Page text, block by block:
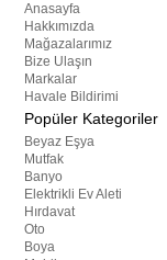
Anasayfa
Hakkımızda
Mağazalarımız
Bize Ulaşın
Markalar
Havale Bildirimi
Popüler Kategoriler
Beyaz Eşya
Mutfak
Banyo
Elektrikli Ev Aleti
Hırdavat
Oto
Boya